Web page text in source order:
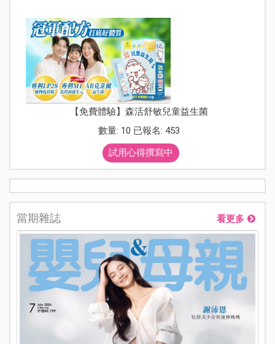
【免費體驗】森活舒敏兒童益生菌
數量: 10 已報名: 453
試用心得撰寫中
當期雜誌 看更多